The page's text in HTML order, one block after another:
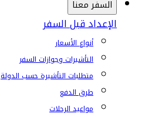
السفر معنا
الإعداد قبل السفر
أنواع الأسعار
التأشيرات وجوازات السفر
متطلبات التأشيرة حسب الدولة
طرق الدفع
مواعيد الرحلات